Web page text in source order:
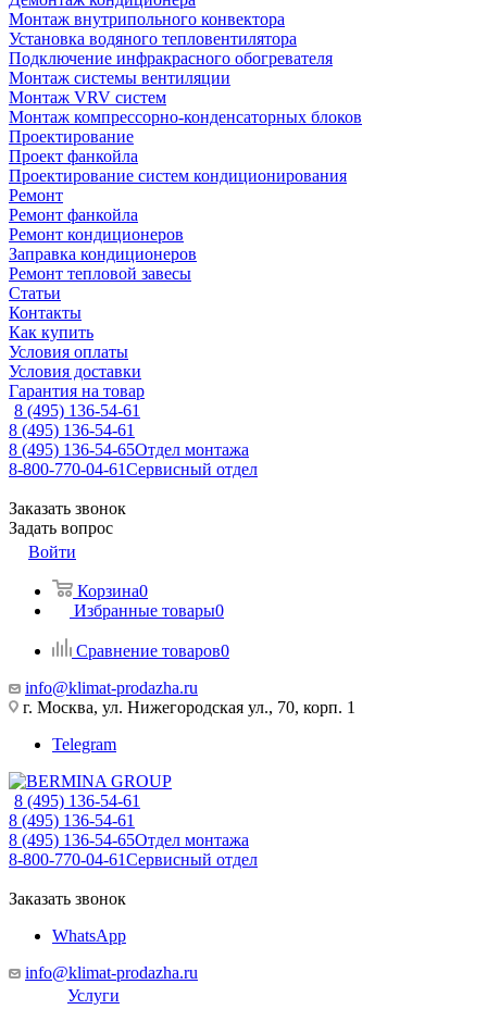
Монтаж внутрипольного конвектора
Установка водяного тепловентилятора
Подключение инфракрасного обогревателя
Монтаж системы вентиляции
Монтаж VRV систем
Монтаж компрессорно-конденсаторных блоков
Проектирование
Проект фанкойла
Проектирование систем кондиционирования
Ремонт
Ремонт фанкойла
Ремонт кондиционеров
Заправка кондиционеров
Ремонт тепловой завесы
Статьи
Контакты
Как купить
Условия оплаты
Условия доставки
Гарантия на товар
8 (495) 136-54-61
8 (495) 136-54-61
8 (495) 136-54-65Отдел монтажа
8-800-770-04-61Сервисный отдел
Заказать звонок
Задать вопрос
Войти
Корзина0
Избранные товары0
Сравнение товаров0
info@klimat-prodazha.ru
г. Москва, ул. Нижегородская ул., 70, корп. 1
Telegram
8 (495) 136-54-61
8 (495) 136-54-61
8 (495) 136-54-65Отдел монтажа
8-800-770-04-61Сервисный отдел
Заказать звонок
WhatsApp
info@klimat-prodazha.ru
Услуги